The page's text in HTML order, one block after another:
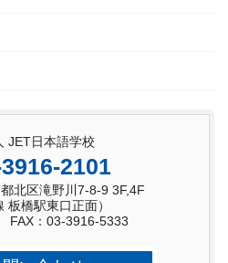
JET日本語学校
2101
北区滝野川7-8-9 3F,4F
板橋駅東口正面）
FAX：03-3916-5333